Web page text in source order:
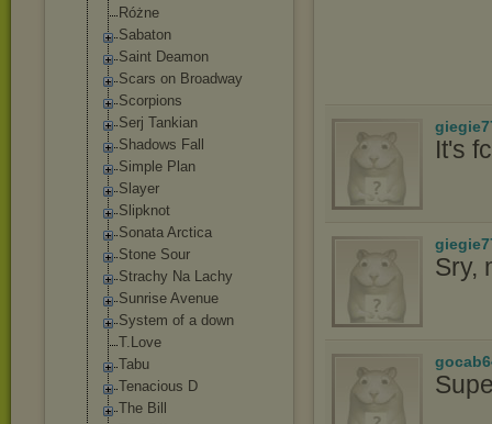
Różne
Sabaton
Saint Deamon
Scars on Broadway
Scorpions
Serj Tankian
Shadows Fall
Simple Plan
Slayer
Slipknot
Sonata Arctica
Stone Sour
Strachy Na Lachy
Sunrise Avenue
System of a down
T.Love
Tabu
Tenacious D
The Bill
It's
Sry,